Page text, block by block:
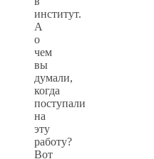
институт.
А
о
чем
вы
думали,
когда
поступали
на
эту
работу?
Вот